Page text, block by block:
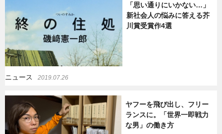
企業インタビュー 専門家インタビュー
副業
「思い通りにいかない…」
新社会人の悩みに答える芥
川賞受賞作4選
ニュース 2019.07.26
ヤフーを飛び出し、フリー
ランスに。「世界一即戦力
な男」の働き方